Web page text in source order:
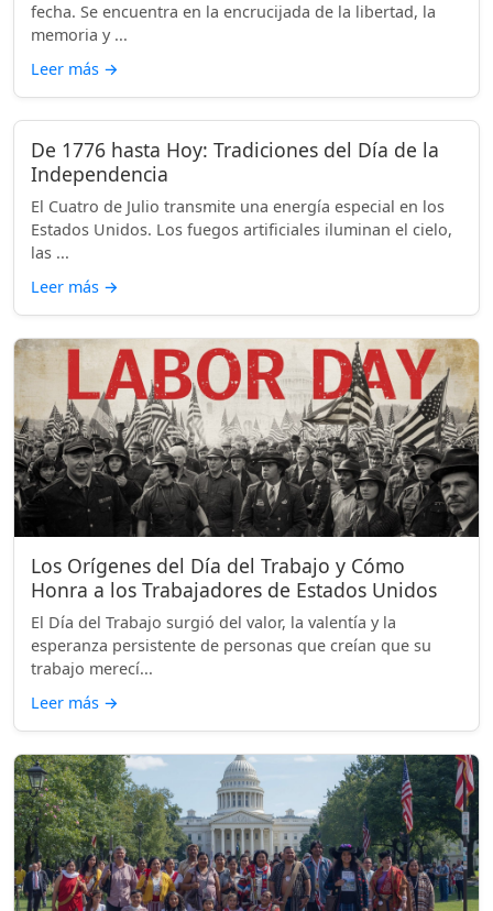
fecha. Se encuentra en la encrucijada de la libertad, la
memoria y ...
Leer más →
De 1776 hasta Hoy: Tradiciones del Día de la
Independencia
El Cuatro de Julio transmite una energía especial en los
Estados Unidos. Los fuegos artificiales iluminan el cielo,
las ...
Leer más →
Los Orígenes del Día del Trabajo y Cómo
Honra a los Trabajadores de Estados Unidos
El Día del Trabajo surgió del valor, la valentía y la
esperanza persistente de personas que creían que su
trabajo merecí...
Leer más →